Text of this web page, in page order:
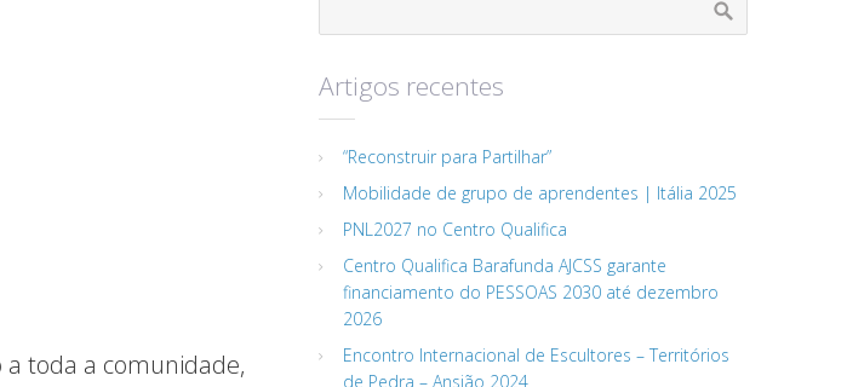
toda a comunidade,
Artigos recentes
“Reconstruir para Partilhar”
Mobilidade de grupo de aprendentes | Itália 2025
PNL2027 no Centro Qualifica
Centro Qualifica Barafunda AJCSS garante
financiamento do PESSOAS 2030 até dezembro
2026
Encontro Internacional de Escultores – Territórios
de Pedra – Ansião 2024